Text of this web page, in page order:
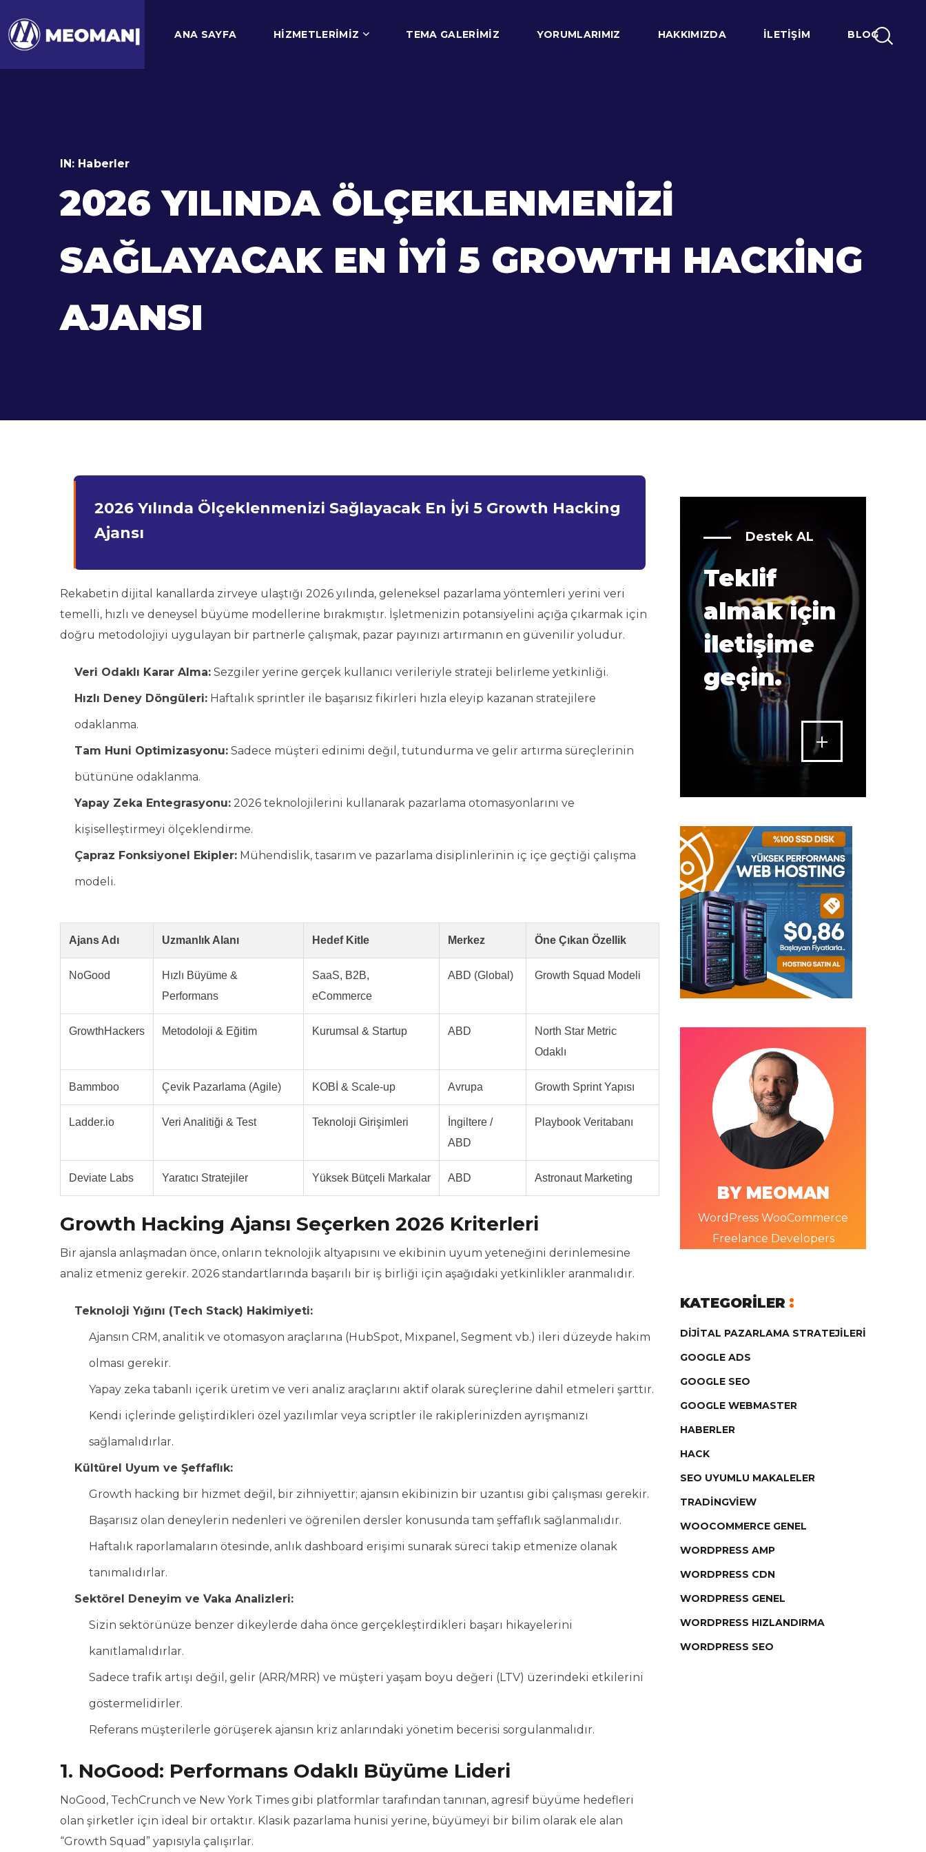
ANA SAYFA HIZMETLERIMIZ TEMA GALERIMIZ YORUMLARIMIZ HAKKIMIZDA İLETIŞIM BLOG
IN: Haberler
2026 YILINDA ÖLÇEKLENMENIZI
SAĞLAYACAK EN İYI 5 GROWTH HACKING
AJANSI
2026 Yılında Ölçeklenmenizi Sağlayacak En İyi 5 Growth Hacking
Ajansı
Rekabetin dijital kanallarda zirveye ulaştığı 2026 yılında, geleneksel pazarlama yöntemleri yerini veri
temelli, hızlı ve deneysel büyüme modellerine bırakmıştır. İşletmenizin potansiyelini açığa çıkarmak için
doğru metodolojiyi uygulayan bir partnerle çalışmak, pazar payınızı artırmanın en güvenilir yoludur.
Veri Odaklı Karar Alma: Sezgiler yerine gerçek kullanıcı verileriyle strateji belirleme yetkinliği.
Hızlı Deney Döngüleri: Haftalık sprintler ile başarısız fikirleri hızla eleyip kazanan stratejilere
odaklanma.
Tam Huni Optimizasyonu: Sadece müşteri edinimi değil, tutundurma ve gelir artırma süreçlerinin
bütününe odaklanma.
Yapay Zeka Entegrasyonu: 2026 teknolojilerini kullanarak pazarlama otomasyonlarını ve
kişiselleştirmeyi ölçeklendirme.
Çapraz Fonksiyonel Ekipler: Mühendislik, tasarım ve pazarlama disiplinlerinin iç içe geçtiği çalışma
modeli.
Ajans Adı Uzmanlık Alanı Hedef Kitle Merkez Öne Çıkan Özellik
NoGood
Hızlı Büyüme &
Performans
SaaS, B2B,
eCommerce
ABD (Global) Growth Squad Modeli
GrowthHackers Metodoloji & Eğitim Kurumsal & Startup ABD
North Star Metric
Odaklı
Bammboo Çevik Pazarlama (Agile) KOBİ & Scale-up Avrupa Growth Sprint Yapısı
Ladder.io Veri Analitiği & Test Teknoloji Girişimleri
İngiltere /
ABD
Playbook Veritabanı
Deviate Labs Yaratıcı Stratejiler Yüksek Bütçeli Markalar ABD Astronaut Marketing
Growth Hacking Ajansı Seçerken 2026 Kriterleri
Bir ajansla anlaşmadan önce, onların teknolojik altyapısını ve ekibinin uyum yeteneğini derinlemesine
analiz etmeniz gerekir. 2026 standartlarında başarılı bir iş birliği için aşağıdaki yetkinlikler aranmalıdır.
Teknoloji Yığını (Tech Stack) Hakimiyeti:
Ajansın CRM, analitik ve otomasyon araçlarına (HubSpot, Mixpanel, Segment vb.) ileri düzeyde hakim
olması gerekir.
Yapay zeka tabanlı içerik üretim ve veri analiz araçlarını aktif olarak süreçlerine dahil etmeleri şarttır.
Kendi içlerinde geliştirdikleri özel yazılımlar veya scriptler ile rakiplerinizden ayrışmanızı
sağlamalıdırlar.
Kültürel Uyum ve Şeffaflık:
Growth hacking bir hizmet değil, bir zihniyettir; ajansın ekibinizin bir uzantısı gibi çalışması gerekir.
Başarısız olan deneylerin nedenleri ve öğrenilen dersler konusunda tam şeffaflık sağlanmalıdır.
Haftalık raporlamaların ötesinde, anlık dashboard erişimi sunarak süreci takip etmenize olanak
tanımalıdırlar.
Sektörel Deneyim ve Vaka Analizleri:
Sizin sektörünüze benzer dikeylerde daha önce gerçekleştirdikleri başarı hikayelerini
kanıtlamalıdırlar.
Sadece trafik artışı değil, gelir (ARR/MRR) ve müşteri yaşam boyu değeri (LTV) üzerindeki etkilerini
göstermelidirler.
Referans müşterilerle görüşerek ajansın kriz anlarındaki yönetim becerisi sorgulanmalıdır.
1. NoGood: Performans Odaklı Büyüme Lideri
NoGood, TechCrunch ve New York Times gibi platformlar tarafından tanınan, agresif büyüme hedefleri
olan şirketler için ideal bir ortaktır. Klasik pazarlama hunisi yerine, büyümeyi bir bilim olarak ele alan
“Growth Squad” yapısıyla çalışırlar.
Destek AL
Teklif
almak için
iletişime
geçin.
BY MEOMAN
WordPress WooCommerce
Freelance Developers
KATEGORILER
DIJITAL PAZARLAMA STRATEJILERI
GOOGLE ADS
GOOGLE SEO
GOOGLE WEBMASTER
HABERLER
HACK
SEO UYUMLU MAKALELER
TRADINGVIEW
WOOCOMMERCE GENEL
WORDPRESS AMP
WORDPRESS CDN
WORDPRESS GENEL
WORDPRESS HIZLANDIRMA
WORDPRESS SEO